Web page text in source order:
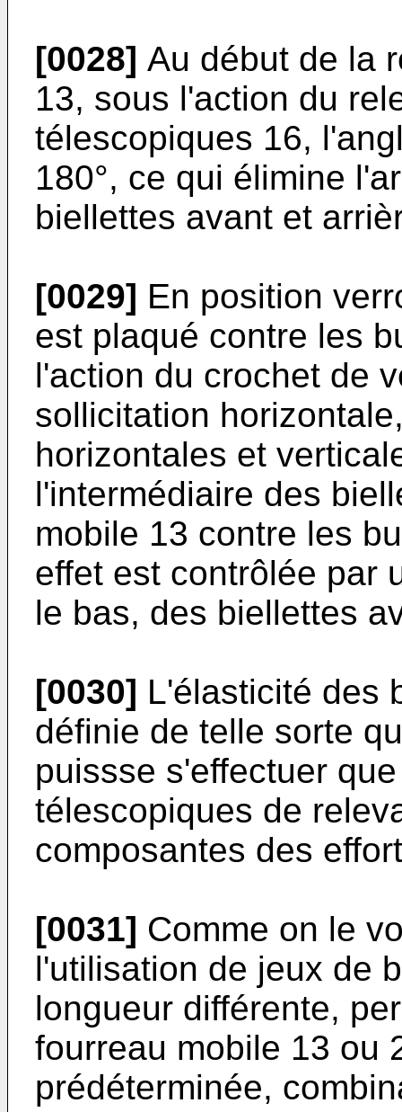
[0028] Au début de la
13, sous l'action du
télescopiques 16,
180°, ce qui élimine
biellettes avant et
[0029] En position
est plaqué contre les
l'action du crochet de
sollicitation
horizontales et
l'intermédiaire des
mobile 13 contre les
effet est contrôlée par
le bas, des biellettes
[0030] L'élasticité des
définie de telle sorte
puissse s'effectuer
télescopiques de
composantes des
[0031] Comme on le
l'utilisation de jeux de
longueur différente,
fourreau mobile 13 ou
prédéterminée,